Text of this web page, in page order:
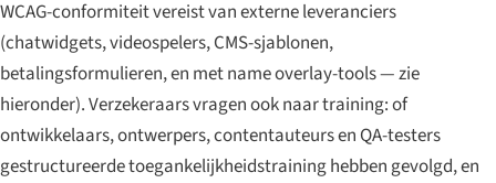
WCAG-conformiteit vereist van externe leveranciers
(chatwidgets, videospelers, CMS-sjablonen,
betalingsformulieren, en met name overlay-tools — zie
hieronder). Verzekeraars vragen ook naar training: of
ontwikkelaars, ontwerpers, contentauteurs en QA-testers
gestructureerde toegankelijkheidstraining hebben gevolgd, en